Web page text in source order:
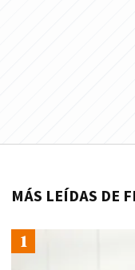
MÁS LEÍDAS DE